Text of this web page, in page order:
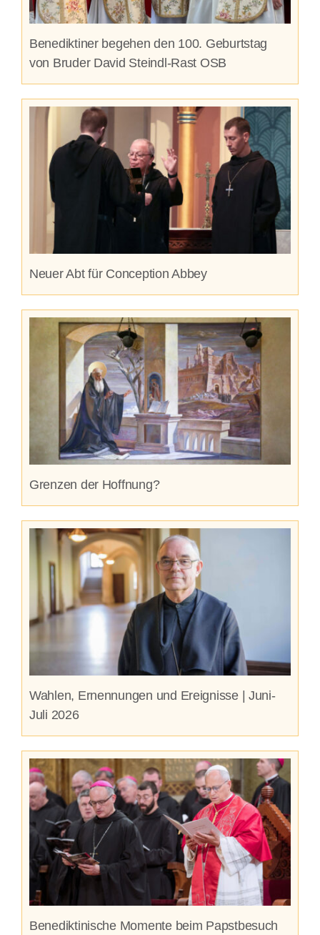
Benediktiner begehen den 100. Geburtstag
von Bruder David Steindl-Rast OSB
Neuer Abt für Conception Abbey
Grenzen der Hoffnung?
Wahlen, Ernennungen und Ereignisse | Juni-
Juli 2026
Benediktinische Momente beim Papstbesuch